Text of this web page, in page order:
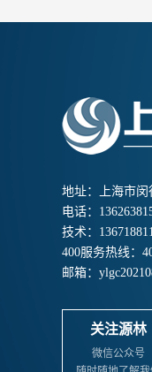
地址：上海市闵
电话：
技术：
400服务热线：
邮箱：
关注源林
微信公众号